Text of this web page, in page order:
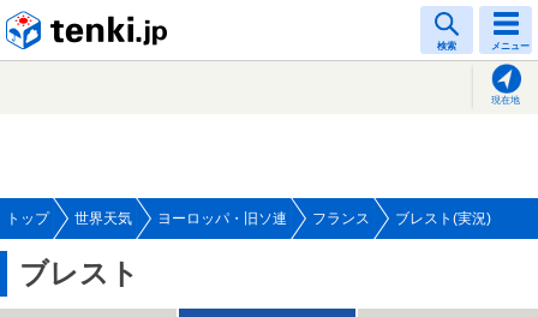
検索 メニュー
現在地
トップ 世界天気 ヨーロッパ・旧ソ連 フランス ブレスト(実況)
ブレスト